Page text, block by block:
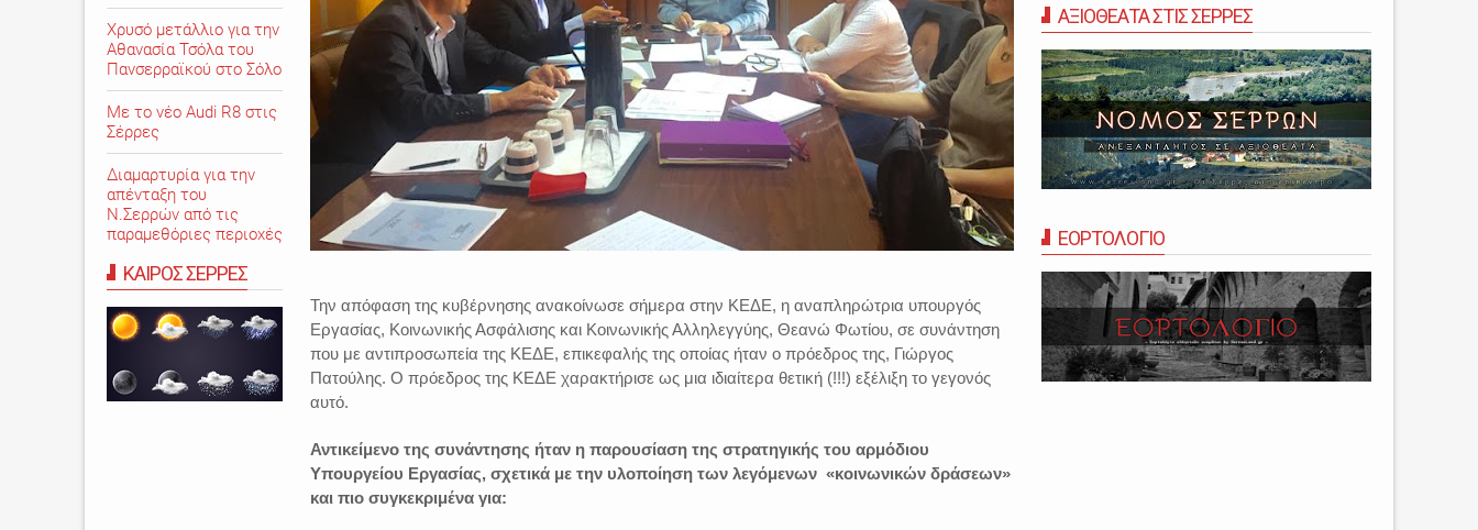
Την απόφαση της κυβέρνησης ανακοίνωσε σήμερα στην ΚΕΔΕ, η αναπληρώτρια υπουργός
Εργασίας, Κοινωνικής Ασφάλισης και Κοινωνικής Αλληλεγγύης, Θεανώ Φωτίου, σε συνάντηση
που με αντιπροσωπεία της ΚΕΔΕ, επικεφαλής της οποίας ήταν ο πρόεδρος της, Γιώργος
Πατούλης. Ο πρόεδρος της ΚΕΔΕ χαρακτήρισε ως μια ιδιαίτερα θετική (!!!) εξέλιξη το γεγονός
αυτό.
Αντικείμενο της συνάντησης ήταν η παρουσίαση της στρατηγικής του αρμόδιου
Υπουργείου Εργασίας, σχετικά με την υλοποίηση των λεγόμενων «κοινωνικών δράσεων»
και πιο συγκεκριμένα για:
ΑΞΙΟΘΕΑΤΑ ΣΤΙΣ ΣΕΡΡΕΣ
ΕΟΡΤΟΛΟΓΙΟ
Χρυσό μετάλλιο για την
Αθανασία Τσόλα του
Πανσερραϊκού στο Σόλο
Με το νέο Audi R8 στις
Σέρρες
Διαμαρτυρία για την
απένταξη του
Ν.Σερρών από τις
παραμεθόριες περιοχές
ΚΑΙΡΟΣ ΣΕΡΡΕΣ